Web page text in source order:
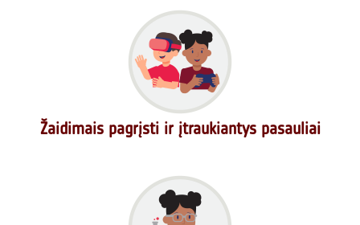
Žaidimais pagrįsti ir įtraukiantys pasauliai